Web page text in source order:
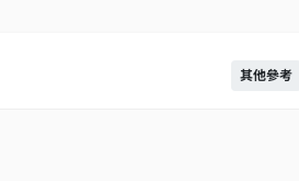
其他參考